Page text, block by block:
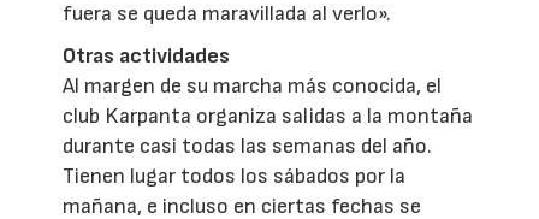
fuera se queda maravillada al verlo».
Otras actividades
Al margen de su marcha más conocida, el
club Karpanta organiza salidas a la montaña
durante casi todas las semanas del año.
Tienen lugar todos los sábados por la
mañana, e incluso en ciertas fechas se